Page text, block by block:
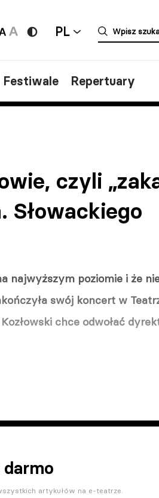
PL
Festiwale Repertuary
czyli
Słowackiego
najwyższym poziomie i że
swój koncert w
chce odwołać
artykułów na e-teatrze.